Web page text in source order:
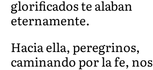
glorificados te alaban
eternamente.
Hacia ella, peregrinos,
caminando por la fe, nos